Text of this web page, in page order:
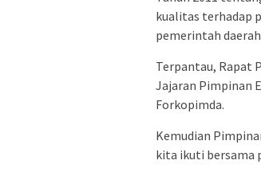
kualitas terhadap
pemerintah
Terpantau, Rapat
Jajaran Pimpinan
Forkopimda.
Kemudian
kita ikuti bersama